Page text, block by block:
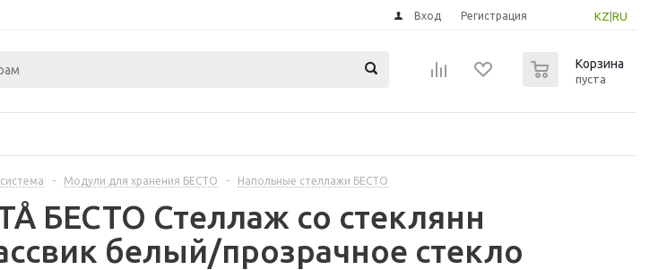
KZ RU
Вход Регистрация
Корзина
пуста
- Модули для хранения БЕСТО - Напольные стеллажи БЕСТО
БЕСТО Стеллаж со стеклянн
белый/прозрачное стекло